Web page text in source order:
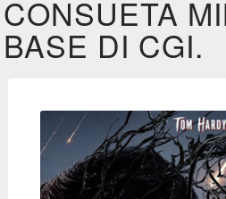
CONSUETA
BASE DI CGI.